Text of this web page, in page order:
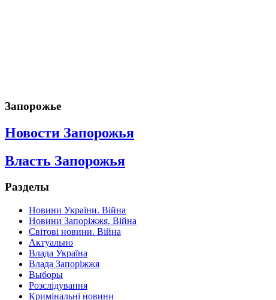
Запорожье
Новости Запорожья
Власть Запорожья
Разделы
Новини України. Війна
Новини Запоріжжя. Війна
Світові новини. Війна
Актуально
Влада Україна
Влада Запоріжжя
Выборы
Розслідування
Кримінальні новини